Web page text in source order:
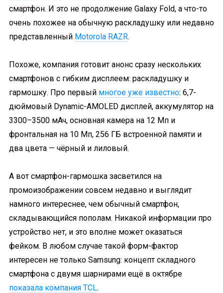
смартфон. И это не продолжение Galaxy Fold, а что-то
очень похожее на обычную раскладушку или недавно
представленный Motorola RAZR.
Похоже, компания готовит анонс сразу нескольких
смартфонов с гибким дисплеем: раскладушку и
гармошку. Про первый многое уже известно: 6,7-
дюймовый Dynamic-AMOLED дисплей, аккумулятор на
3300–3500 мАч, основная камера на 12 Мп и
фронтальная на 10 Мп, 256 ГБ встроенной памяти и
два цвета — чёрный и лиловый.
А вот смартфон-гармошка засветился на
промоизображении совсем недавно и выглядит
намного интереснее, чем обычный смартфон,
складывающийся пополам. Никакой информации про
устройство нет, и это вполне может оказаться
фейком. В любом случае такой форм-фактор
интересен не только Samsung: концепт складного
смартфона с двумя шарнирами ещё в октябре
показала компания TCL.